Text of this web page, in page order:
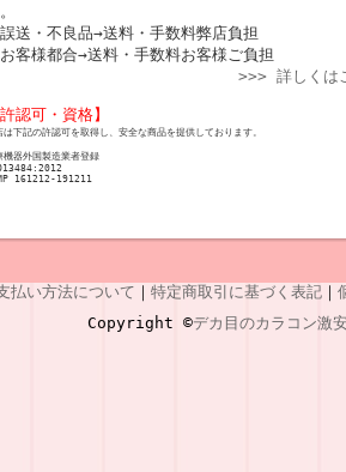
誤送・不良品→送料・手数料弊店負担
お客様都合→送料・手数料お客様ご負担
>>> 詳しくは
許認可・資格】
は下記の許認可を取得し、安全な商品を提供しております。
機器外国製造業者登録
161212-191211
払い方法について ｜ 特定商取引に基づく表記 ｜
Copyright ©デカ目のカラコン激